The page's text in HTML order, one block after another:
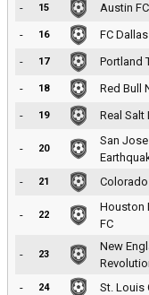
-
15 Austin FC
-
16 FC Dallas
-
17 Portland
-
18 Red Bull
-
19 Real Salt
- 20
San Jose
- 21
- 22
Houston
FC
- 23
New
- 24 St. Louis